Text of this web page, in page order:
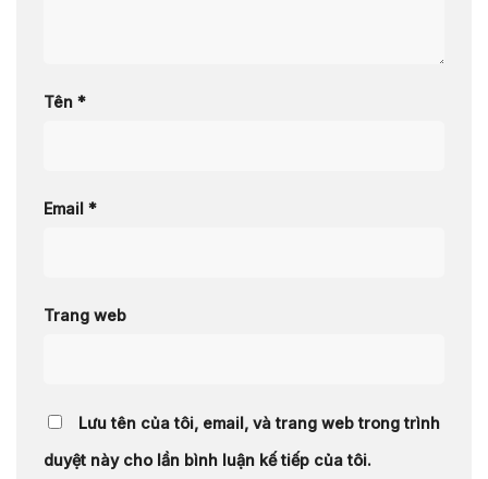
Tên *
Email *
Trang web
Lưu tên của tôi, email, và trang web trong trình
duyệt này cho lần bình luận kế tiếp của tôi.